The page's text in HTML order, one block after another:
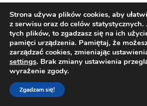
Strona używa plików cookies, aby
z serwisu oraz do celów statystycznych.
tych plików, to zgadzasz się na ich
pamięci urządzenia. Pamiętaj, że
zarządzać cookies, zmieniając
settings. Brak zmiany ustawienia
wyrażenie zgody.
Zgadzam się!